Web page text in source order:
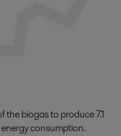
biogas to produce 7.1
energyconsumption.